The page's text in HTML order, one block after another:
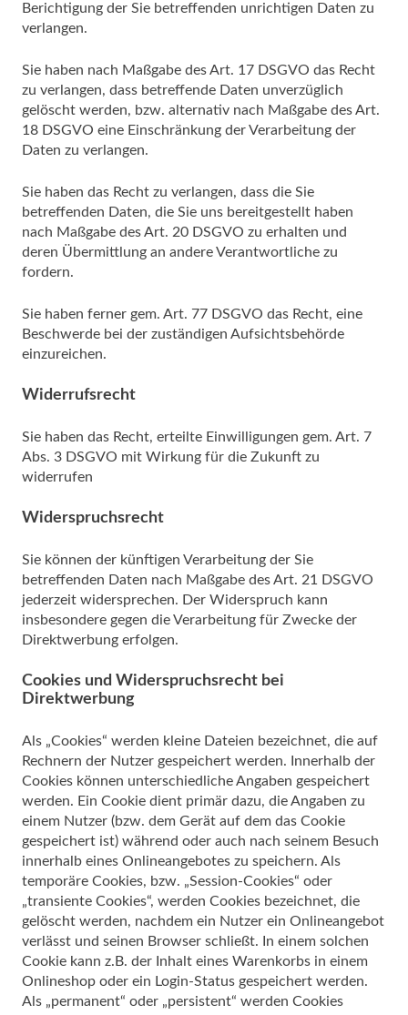
Berichtigung der Sie betreffenden unrichtigen Daten zu
verlangen.
Sie haben nach Maßgabe des Art. 17 DSGVO das Recht
zu verlangen, dass betreffende Daten unverzüglich
gelöscht werden, bzw. alternativ nach Maßgabe des Art.
18 DSGVO eine Einschränkung der Verarbeitung der
Daten zu verlangen.
Sie haben das Recht zu verlangen, dass die Sie
betreffenden Daten, die Sie uns bereitgestellt haben
nach Maßgabe des Art. 20 DSGVO zu erhalten und
deren Übermittlung an andere Verantwortliche zu
fordern.
Sie haben ferner gem. Art. 77 DSGVO das Recht, eine
Beschwerde bei der zuständigen Aufsichtsbehörde
einzureichen.
Widerrufsrecht
Sie haben das Recht, erteilte Einwilligungen gem. Art. 7
Abs. 3 DSGVO mit Wirkung für die Zukunft zu
widerrufen
Widerspruchsrecht
Sie können der künftigen Verarbeitung der Sie
betreffenden Daten nach Maßgabe des Art. 21 DSGVO
jederzeit widersprechen. Der Widerspruch kann
insbesondere gegen die Verarbeitung für Zwecke der
Direktwerbung erfolgen.
Cookies und Widerspruchsrecht bei
Direktwerbung
Als „Cookies“ werden kleine Dateien bezeichnet, die auf
Rechnern der Nutzer gespeichert werden. Innerhalb der
Cookies können unterschiedliche Angaben gespeichert
werden. Ein Cookie dient primär dazu, die Angaben zu
einem Nutzer (bzw. dem Gerät auf dem das Cookie
gespeichert ist) während oder auch nach seinem Besuch
innerhalb eines Onlineangebotes zu speichern. Als
temporäre Cookies, bzw. „Session-Cookies“ oder
„transiente Cookies“, werden Cookies bezeichnet, die
gelöscht werden, nachdem ein Nutzer ein Onlineangebot
verlässt und seinen Browser schließt. In einem solchen
Cookie kann z.B. der Inhalt eines Warenkorbs in einem
Onlineshop oder ein Login-Status gespeichert werden.
Als „permanent“ oder „persistent“ werden Cookies